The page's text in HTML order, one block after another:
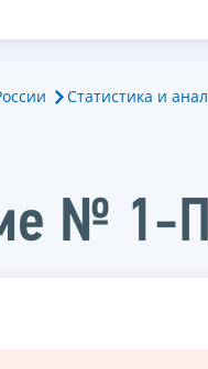
Статистика и
№ 1-